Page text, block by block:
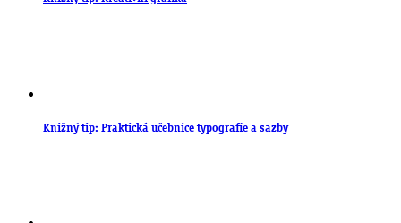
Knižný tip: Praktická učebnice typografie a sazby